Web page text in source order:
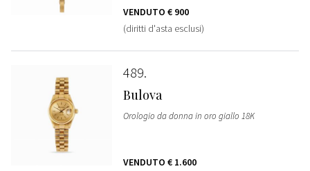
VENDUTO € 900
(diritti d'asta esclusi)
489
Bulova
Orologio da donna in oro giallo 18K
VENDUTO € 1.600